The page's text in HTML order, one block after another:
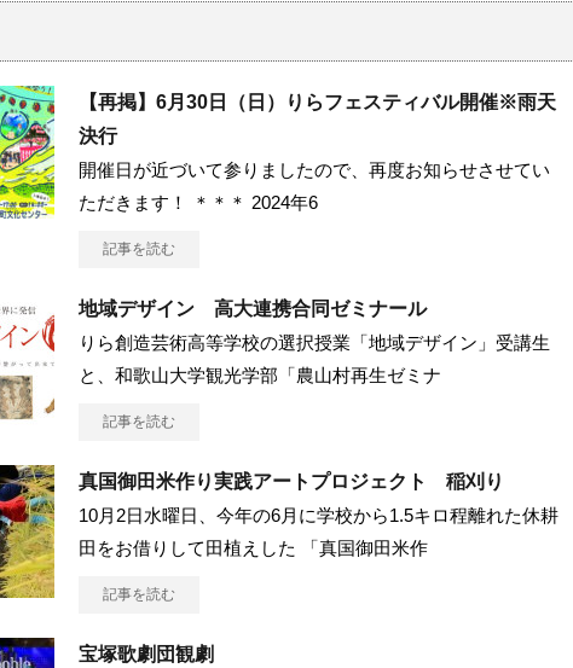
【再掲】6月30日（日）りらフェスティバル開催※雨天
決行
開催日が近づいて参りましたので、再度お知らせさせてい
ただきます！ ＊＊＊ 2024年6
記事を読む
地域デザイン 高大連携合同ゼミナール
りら創造芸術高等学校の選択授業「地域デザイン」受講生
と、和歌山大学観光学部「農山村再生ゼミナ
記事を読む
真国御田米作り実践アートプロジェクト 稲刈り
10月2日水曜日、今年の6月に学校から1.5キロ程離れた休耕
田をお借りして田植えした 「真国御田米作
記事を読む
宝塚歌劇団観劇